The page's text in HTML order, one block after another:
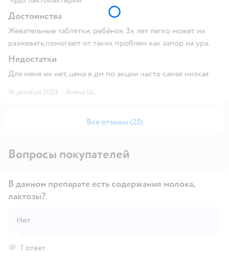
Достоинства
Жевательные таблетки, ребёнок 3х лет легко может их
разжевать,помогают от таких проблем как запор на ура.
Недостатки
Для меня их нет, цена в дм по акции часто самая низкая
16 декабря 2023 · Алена Ш.
Все отзывы (25)
Вопросы покупателей
В данном препарате есть содержания молока,
лактозы?
Нет
1 ответ